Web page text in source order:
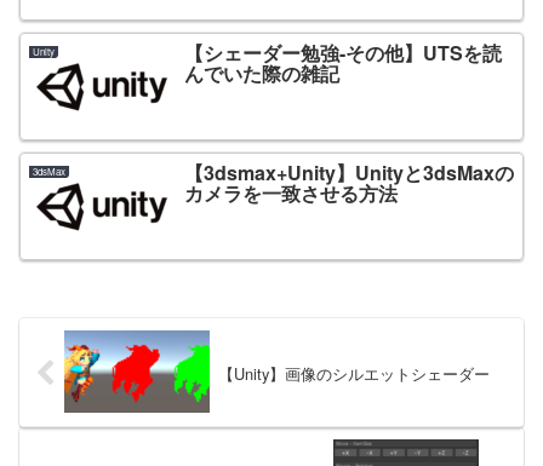
Unity 【シェーダー勉強-その他】UTSを読
んでいた際の雑記
3dsMax 【3dsmax+Unity】Unityと3dsMaxの
カメラを一致させる方法
【Unity】画像のシルエットシェーダー